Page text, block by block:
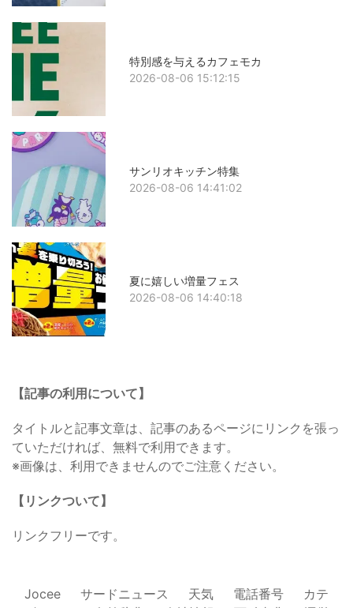
特別感を与えるカフェモカ
2026-08-06 15:12:15
サンリオキッチン特集
2026-08-06 14:41:02
夏に嬉しい増量フェス
2026-08-06 14:40:18
【記事の利用について】
タイトルと記事文章は、記事のあるページにリンクを張っ
ていただければ、無料で利用できます。
※画像は、利用できませんのでご注意ください。
【リンクついて】
リンクフリーです。
Jocee サードニュース 天気 電話番号
カテ